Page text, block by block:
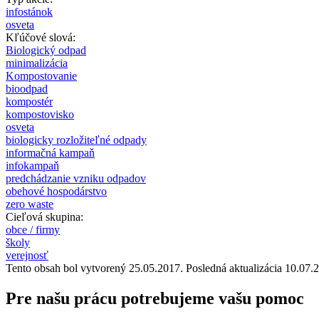
infostánok
osveta
Kľúčové slová:
Biologický odpad
minimalizácia
Kompostovanie
bioodpad
kompostér
kompostovisko
osveta
biologicky rozložiteľné odpady
informačná kampaň
infokampaň
predchádzanie vzniku odpadov
obehové hospodárstvo
zero waste
Cieľová skupina:
obce / firmy
školy
verejnosť
Tento obsah bol vytvorený 25.05.2017. Posledná aktualizácia
Pre našu prácu potrebujeme vašu pomoc